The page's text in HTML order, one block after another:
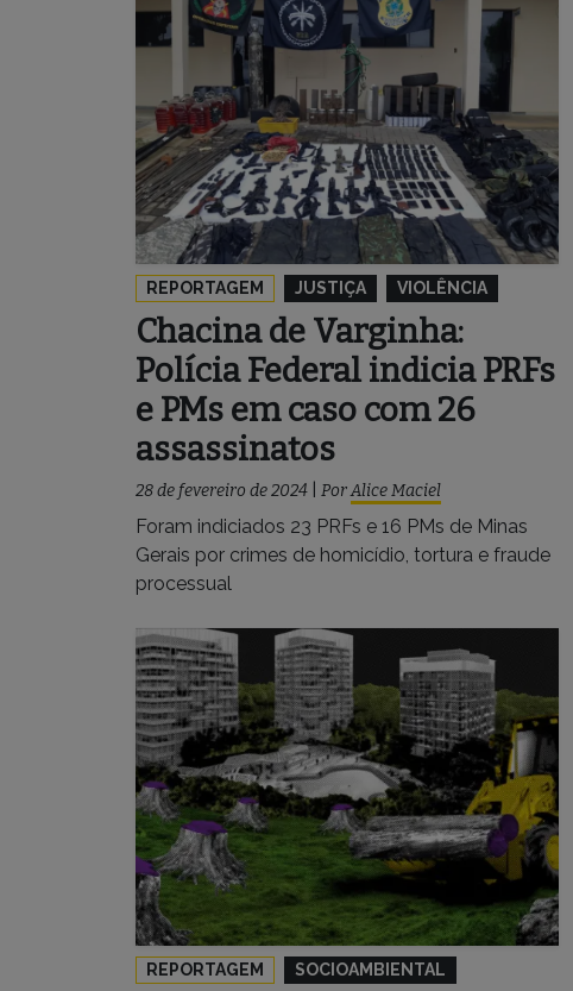
REPORTAGEM JUSTIÇA VIOLÊNCIA
Chacina de Varginha:
Polícia Federal indicia PRFs
e PMs em caso com 26
assassinatos
28 de fevereiro de 2024 PorAlice Maciel
Foram indiciados 23 PRFs e 16 PMs de Minas
Gerais por crimes de homicídio, tortura e fraude
processual
REPORTAGEM SOCIOAMBIENTAL